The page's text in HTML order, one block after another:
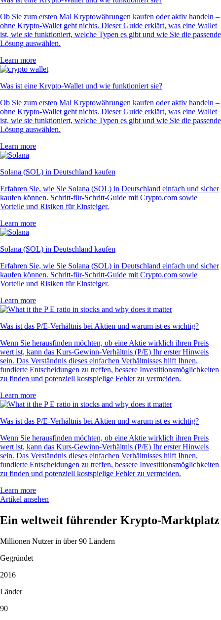
Ob Sie zum ersten Mal Kryptowährungen kaufen oder aktiv handeln –
ohne Krypto-Wallet geht nichts. Dieser Guide erklärt, was eine Wallet
ist, wie sie funktioniert, welche Typen es gibt und wie Sie die passende
Lösung auswählen.
Learn more
Was ist eine Krypto-Wallet und wie funktioniert sie?
Ob Sie zum ersten Mal Kryptowährungen kaufen oder aktiv handeln –
ohne Krypto-Wallet geht nichts. Dieser Guide erklärt, was eine Wallet
ist, wie sie funktioniert, welche Typen es gibt und wie Sie die passende
Lösung auswählen.
Learn more
Solana (SOL) in Deutschland kaufen
Erfahren Sie, wie Sie Solana (SOL) in Deutschland einfach und sicher
kaufen können. Schritt-für-Schritt-Guide mit Crypto.com sowie
Vorteile und Risiken für Einsteiger.
Learn more
Solana (SOL) in Deutschland kaufen
Erfahren Sie, wie Sie Solana (SOL) in Deutschland einfach und sicher
kaufen können. Schritt-für-Schritt-Guide mit Crypto.com sowie
Vorteile und Risiken für Einsteiger.
Learn more
Was ist das P/E-Verhältnis bei Aktien und warum ist es wichtig?
Wenn Sie herausfinden möchten, ob eine Aktie wirklich ihren Preis
wert ist, kann das Kurs-Gewinn-Verhältnis (P/E) Ihr erster Hinweis
sein. Das Verständnis dieses einfachen Verhältnisses hilft Ihnen,
fundierte Entscheidungen zu treffen, bessere Investitionsmöglichkeiten
zu finden und potenziell kostspielige Fehler zu vermeiden.
Learn more
Was ist das P/E-Verhältnis bei Aktien und warum ist es wichtig?
Wenn Sie herausfinden möchten, ob eine Aktie wirklich ihren Preis
wert ist, kann das Kurs-Gewinn-Verhältnis (P/E) Ihr erster Hinweis
sein. Das Verständnis dieses einfachen Verhältnisses hilft Ihnen,
fundierte Entscheidungen zu treffen, bessere Investitionsmöglichkeiten
zu finden und potenziell kostspielige Fehler zu vermeiden.
Learn more
Artikel ansehen
Ein weltweit führender Krypto-Marktplatz
Millionen Nutzer in über 90 Ländern
Gegründet
2016
Länder
90